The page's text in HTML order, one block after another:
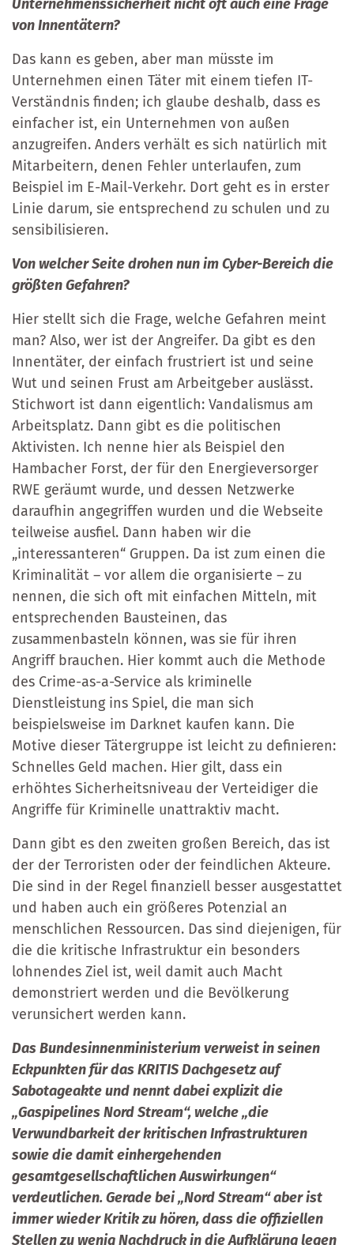
Unternehmenssicherheit nicht oft auch eine Frage
von Innentätern?
Das kann es geben, aber man müsste im
Unternehmen einen Täter mit einem tiefen IT-
Verständnis finden; ich glaube deshalb, dass es
einfacher ist, ein Unternehmen von außen
anzugreifen. Anders verhält es sich natürlich mit
Mitarbeitern, denen Fehler unterlaufen, zum
Beispiel im E-Mail-Verkehr. Dort geht es in erster
Linie darum, sie entsprechend zu schulen und zu
sensibilisieren.
Von welcher Seite drohen nun im Cyber-Bereich die
größten Gefahren?
Hier stellt sich die Frage, welche Gefahren meint
man? Also, wer ist der Angreifer. Da gibt es den
Innentäter, der einfach frustriert ist und seine
Wut und seinen Frust am Arbeitgeber auslässt.
Stichwort ist dann eigentlich: Vandalismus am
Arbeitsplatz. Dann gibt es die politischen
Aktivisten. Ich nenne hier als Beispiel den
Hambacher Forst, der für den Energieversorger
RWE geräumt wurde, und dessen Netzwerke
daraufhin angegriffen wurden und die Webseite
teilweise ausfiel. Dann haben wir die
„interessanteren“ Gruppen. Da ist zum einen die
Kriminalität – vor allem die organisierte – zu
nennen, die sich oft mit einfachen Mitteln, mit
entsprechenden Bausteinen, das
zusammenbasteln können, was sie für ihren
Angriff brauchen. Hier kommt auch die Methode
des Crime-as-a-Service als kriminelle
Dienstleistung ins Spiel, die man sich
beispielsweise im Darknet kaufen kann. Die
Motive dieser Tätergruppe ist leicht zu definieren:
Schnelles Geld machen. Hier gilt, dass ein
erhöhtes Sicherheitsniveau der Verteidiger die
Angriffe für Kriminelle unattraktiv macht.
Dann gibt es den zweiten großen Bereich, das ist
der der Terroristen oder der feindlichen Akteure.
Die sind in der Regel finanziell besser ausgestattet
und haben auch ein größeres Potenzial an
menschlichen Ressourcen. Das sind diejenigen, für
die die kritische Infrastruktur ein besonders
lohnendes Ziel ist, weil damit auch Macht
demonstriert werden und die Bevölkerung
verunsichert werden kann.
Das Bundesinnenministerium verweist in seinen
Eckpunkten für das KRITIS Dachgesetz auf
Sabotageakte und nennt dabei explizit die
„Gaspipelines Nord Stream“, welche „die
Verwundbarkeit der kritischen Infrastrukturen
sowie die damit einhergehenden
gesamtgesellschaftlichen Auswirkungen“
verdeutlichen. Gerade bei „Nord Stream“ aber ist
immer wieder Kritik zu hören, dass die offiziellen
Stellen zu wenig Nachdruck in die Aufklärung legen